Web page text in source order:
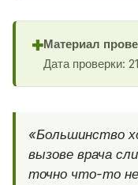
✚Материал
Дата проверки:
«Большинство
вызове врача
точно что-то